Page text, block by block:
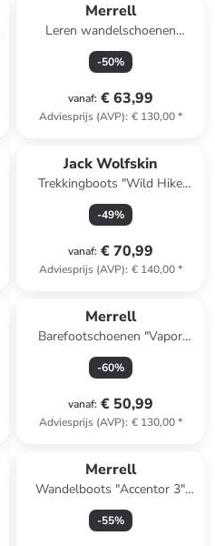
Merrell
Leren wandelschoenen
''Accentor 3'' lichtbruin
-50%
vanaf: € 63,99
Adviesprijs (AVP): € 130,00*
Jack Wolfskin
Trekkingboots "Wild Hike
Texapore Mid" oranje
-49%
vanaf: € 70,99
Adviesprijs (AVP): € 140,00*
Merrell
Barefootschoenen "Vapor
Glove 6 Boa" zwart
-60%
vanaf: € 50,99
Adviesprijs (AVP): € 130,00*
Merrell
Wandelboots "Accentor 3"
zwart
-55%